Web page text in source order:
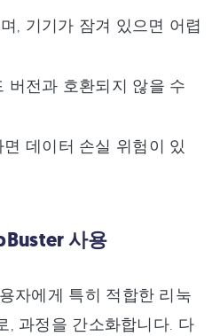
, 기기가 잠겨 있으면 어렵
버전과 호환되지 않을 수
데이터 손실 위험이 있
사용
자에게 특히 적합한 리눅
, 과정을 간소화합니다. 다